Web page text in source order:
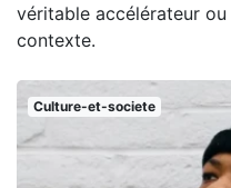
véritable accélérateur
contexte.
Culture-et-societe